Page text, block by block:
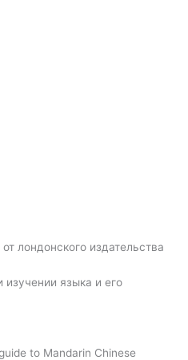
лондонского издательства
языка и его
to Mandarin Chinese